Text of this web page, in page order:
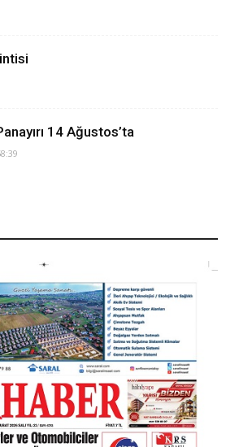
14 Ağustos’ta